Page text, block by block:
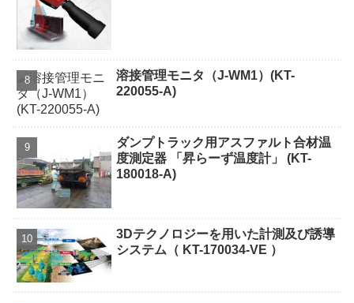
溶接管理モニタ（J-WM1）(KT-
220055-A)
ダンプトラック用アスファルト合材温
度測定器 「昇らーず温度計」 (KT-
180018-A)
3Dテクノロジーを用いた計測及び誘導
システム（ KT-170034-VE ）